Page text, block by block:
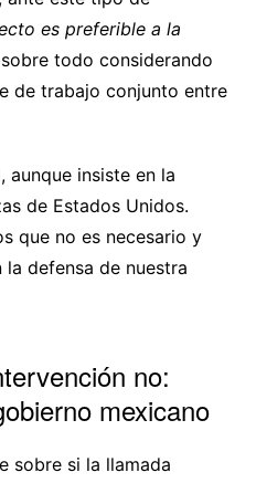
es preferible a la
todo considerando
de trabajo conjunto entre
aunque insiste en la
de Estados Unidos.
que no es necesario y
defensa de nuestra
no:
mexicano
sobre si la llamada